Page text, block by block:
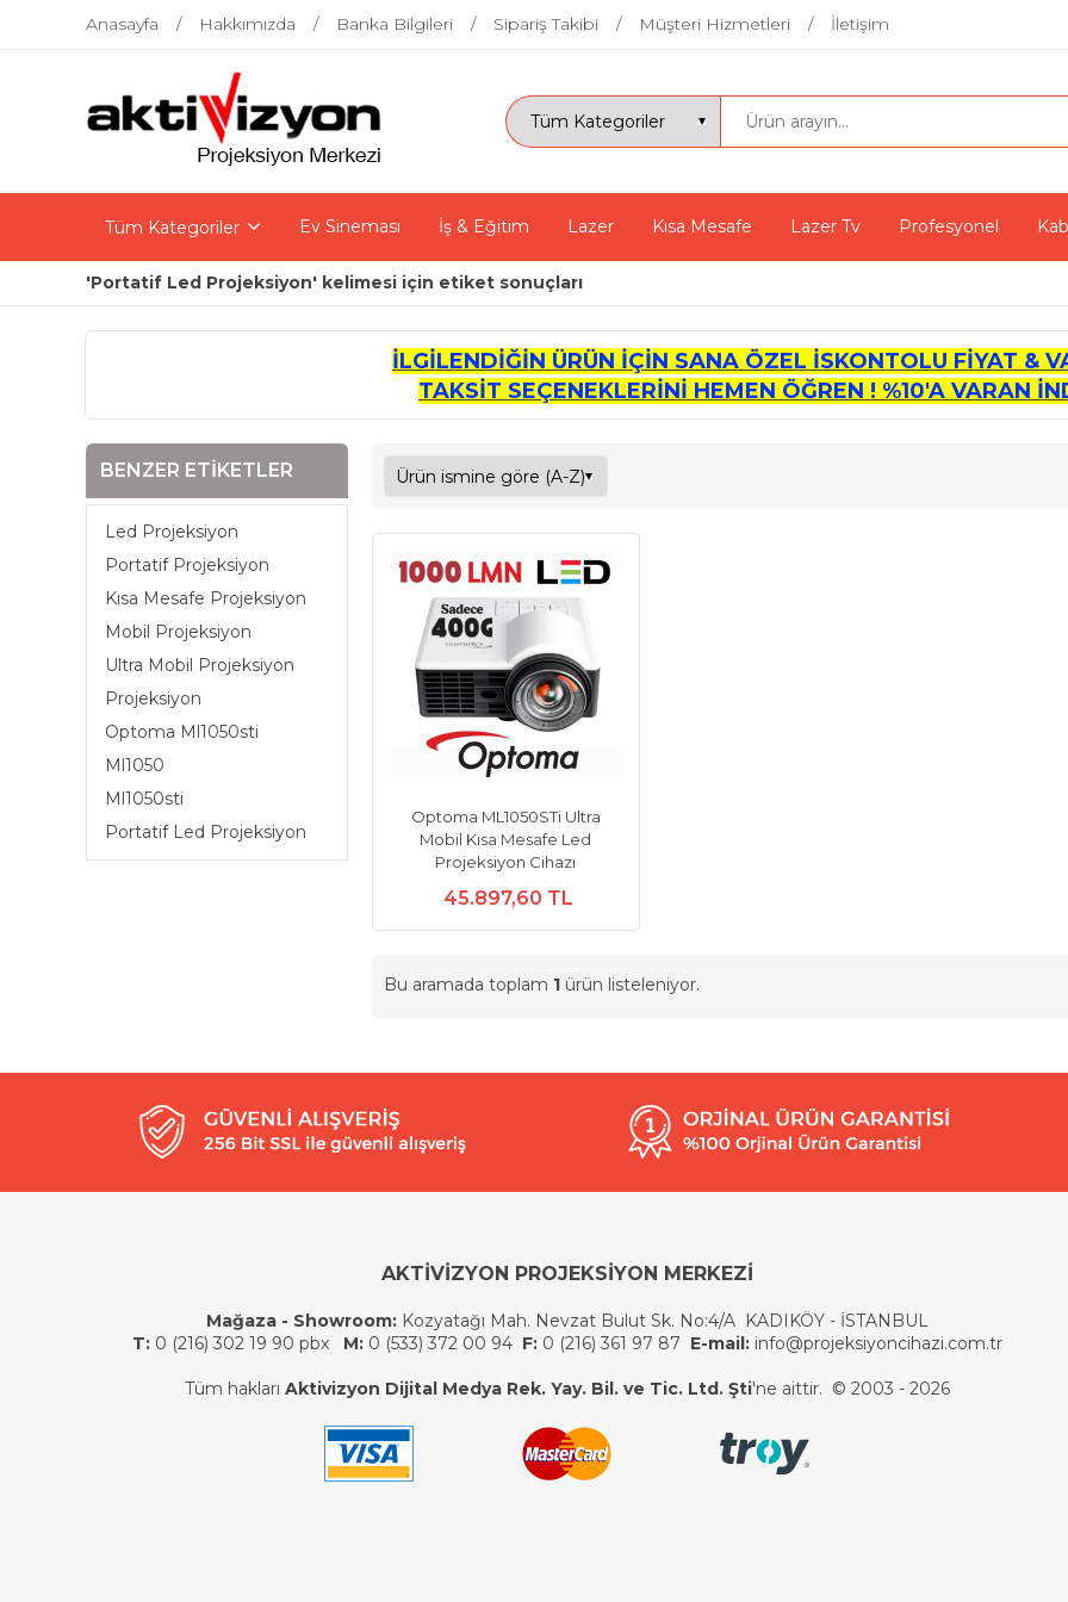
Anasayfa Hakkımızda Banka Bilgileri Sipariş Takibi Müşteri Hizmetleri İletişim
Tüm Kategoriler Ev Sineması İş & Eğitim Lazer Kısa Mesafe Lazer Tv Profesyonel
'Portatif Led Projeksiyon' kelimesi için etiket sonuçları
İLGİLENDİĞİN ÜRÜN İÇİN SANA ÖZEL İSKONTOLU FİYAT &
TAKSİT SEÇENEKLERİNİ HEMEN ÖĞREN ! %10'A VARAN
BENZER ETIKETLER
Led Projeksiyon
Portatif Projeksiyon
Kısa Mesafe Projeksiyon
Mobil Projeksiyon
Ultra Mobil Projeksiyon
Projeksiyon
Optoma Ml1050sti
Ml1050
Ml1050sti
Portatif Led Projeksiyon
Optoma ML1050STi Ultra
Mobil Kısa Mesafe Led
Projeksiyon Cihazı
45.897,60 TL
Bu aramada toplam 1 ürün listeleniyor.
AKTİVİZYON PROJEKSİYON MERKEZİ
Mağaza - Showroom:Kozyatağı Mah. Nevzat Bulut Sk. No:4/A KADIKÖY - İSTANBUL
T:0 (216) 302 19 90 pbx M:0 (533) 372 00 94 F:0 (216) 361 97 87 E-mail:info@projeksiyoncihazi.com.tr
Tüm hakları Aktivizyon Dijital Medya Rek. Yay. Bil. ve Tic. Ltd. Şti'ne aittir. © 2003 - 2026